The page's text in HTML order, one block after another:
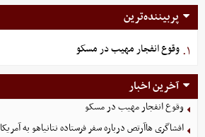
پربیننده‌ترین
۱. وقوع انفجار مهیب در مسکو
آخرین اخبار
وقوع انفجار مهیب در مسکو
افشاگری هاآرتص درباره سفر فرستاده نتانیاهو به آمریکا